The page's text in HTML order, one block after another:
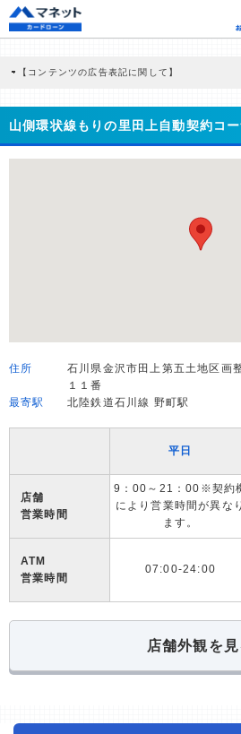
【コンテンツの広告表記に関して】
商品を根拠なくPRするものではなく、当編集部の
どに基づき、公平性を担保した情報提供を行って
>提携企業一覧
山側環状線もりの里田上自動契約コ
住所
石川県金沢市田上第五土地区画
１１番
最寄駅
北陸鉄道石川線 野町駅
平日
店舗
営業時間
9：00～21：00※契約
により営業時間が異なり
ます。
ATM
営業時間
07:00-24:00
店舗外観を見